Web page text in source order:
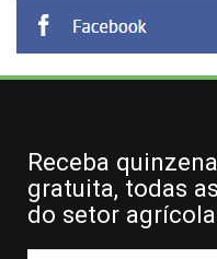
Receba
gratuita, todas
do setor agrícola